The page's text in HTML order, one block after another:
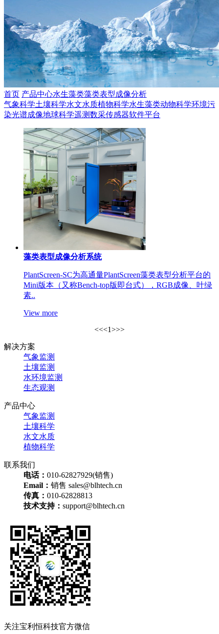
首页 产品中心水生藻类藻类表型成像分析
气象科学土壤科学水文水质植物科学水生藻类动物科学环境污
染光谱成像地球科学遥测数采传感器软件平台
藻类表型成像分析系统
PlantScreen-SC为高通量PlantScreen藻类表型分析平台的
Mini版本（又称Bench-top版即台式），RGB成像、叶绿
素..
View more
<<<1>>>
解决方案
气象监测
土壤监测
水环境监测
生态观测
产品中心
气象监测
土壤科学
水文水质
植物科学
联系我们
电话： 010-62827929(销售)
Email： 销售 sales@blhtech.cn
传真： 010-62828813
技术支持： support@blhtech.cn
关注宝利恒科技官方微信